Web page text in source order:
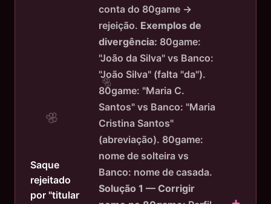
Saque
rejeitado
por "titular
conta do 80game →
rejeição. Exemplos de
divergência: 80game:
"João da Silva" vs Banco:
"João Silva" (falta "da").
80game: "Maria C.
Santos" vs Banco: "Maria
Cristina Santos"
(abreviação). 80game:
nome de solteira vs
Banco: nome de casada.
Solução 1 — Corrigir